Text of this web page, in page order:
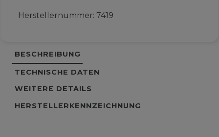
Herstellernummer: 7419
BESCHREIBUNG
TECHNISCHE DATEN
WEITERE DETAILS
HERSTELLERKENNZEICHNUNG